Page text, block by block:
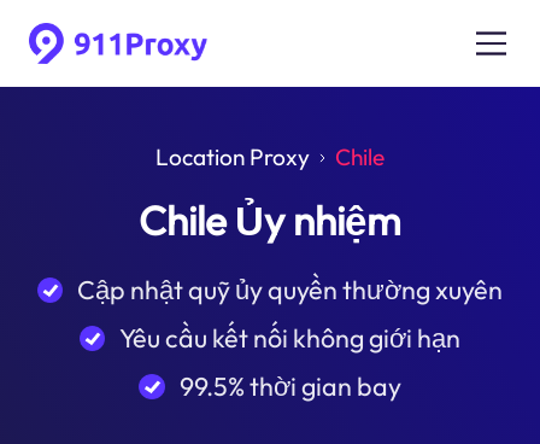
Location Proxy Chile
Chile Ủy nhiệm
Cập nhật quỹ ủy quyền thường xuyên
Yêu cầu kết nối không giới hạn
99.5% thời gian bay